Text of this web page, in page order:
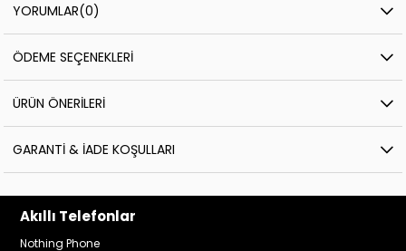
YORUMLAR(0)
ÖDEME SEÇENEKLERI
ÜRÜN ÖNERILERI
GARANTI & İADE KOŞULLARI
Akıllı Telefonlar
Nothing Phone